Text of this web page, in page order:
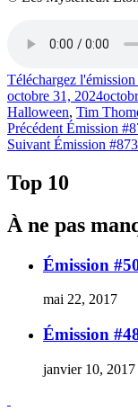
Téléchargez
Publié
le
octobre 31, 2024
Halloween, Tim
Navigation
de
l'article
Précédent Article
précédent :
Émission
Suivant Article
Émission
Top 10
À ne pas
Émission
mai 22, 2017
Émission
janvier 10, 2017